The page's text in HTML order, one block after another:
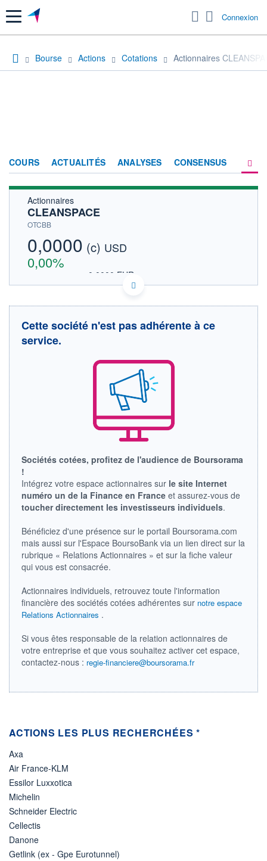
Menu Connexion
Bourse Actions Cotations Actionnaires
COURS ACTUALITÉS ANALYSES CONSENSUS
Actionnaires
CLEANSPACE
OTCBB
0,0000 (c) USD
0,00%
0,0000 EUR
DONNÉES TEMPS DIFFÉRÉ
Cotation sur les autres places
0,0000
+ BAS
0,0000
CAPITAL ÉCHANGÉ
0,00%
0,0000 0,0000
RENDEMENT
ESTIMÉ 2026
-
PER ESTIMÉ
2026
-
-
ÉLIGIBILITÉ
Non éligible
Boursobank
+ PORTEFEUILLE + LISTE
Cette société n'est pas adhérente à ce
service.
Sociétés cotées, profitez de l'audience de Boursorama
!
Intégrez votre espace actionnaires sur le site Internet
numéro un de la Finance en France et assurez-vous de
toucher directement les investisseurs individuels.
Bénéficiez d'une présence sur le portail Boursorama.com
mais aussi sur l'Espace BoursoBank via un lien direct sur la
rubrique « Relations Actionnaires » et sur la fiche valeur
qui vous est consacrée.
Actionnaires individuels, retrouvez toute l'information
financière des sociétés cotées adhérentes sur notre espace
Relations Actionnaires .
Si vous êtes responsable de la relation actionnaires de
votre entreprise et que vous souhaitez activer cet espace,
contactez-nous : regie-financiere@boursorama.fr
ACTIONS LES PLUS RECHERCHÉES *
Axa
Air France-KLM
Essilor Luxxotica
Michelin
Schneider Electric
Cellectis
Danone
Getlink (ex - Gpe Eurotunnel)